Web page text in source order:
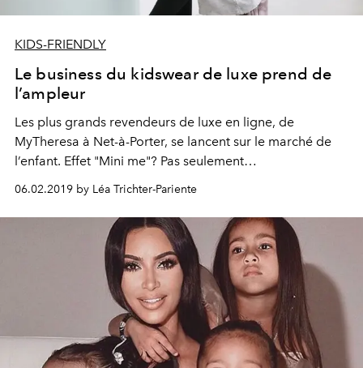
KIDS-FRIENDLY
Le business du kidswear de luxe prend de
l’ampleur
Les plus grands revendeurs de luxe en ligne, de
MyTheresa à Net-à-Porter, se lancent sur le marché de
l’enfant. Effet "Mini me"? Pas seulement…
06.02.2019 by Léa Trichter-Pariente